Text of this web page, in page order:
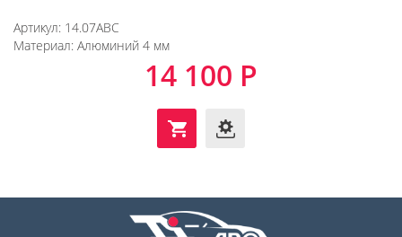
Артикул: 14.07ABC
Материал: Алюминий 4 мм
14 100 Р